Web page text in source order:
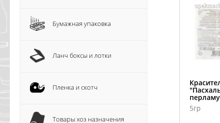
Бумажная упаковка
Ланч боксы и лотки
Пленка и скотч
Товары хоз назначения
5гр